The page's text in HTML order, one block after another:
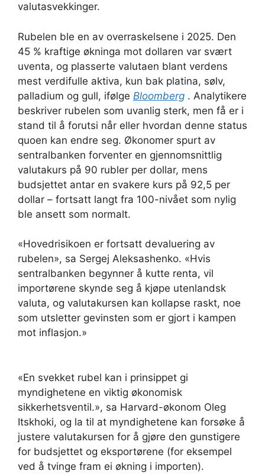
valutasvekkinger.
Rubelen ble en av overraskelsene i 2025. Den
45 % kraftige økninga mot dollaren var svært
uventa, og plasserte valutaen blant verdens
mest verdifulle aktiva, kun bak platina, sølv,
palladium og gull, ifølge Bloomberg . Analytikere
beskriver rubelen som uvanlig sterk, men få er i
stand til å forutsi når eller hvordan denne status
quoen kan endre seg. Økonomer spurt av
sentralbanken forventer en gjennomsnittlig
valutakurs på 90 rubler per dollar, mens
budsjettet antar en svakere kurs på 92,5 per
dollar – fortsatt langt fra 100-nivået som nylig
ble ansett som normalt.
«Hovedrisikoen er fortsatt devaluering av
rubelen», sa Sergej Aleksashenko. «Hvis
sentralbanken begynner å kutte renta, vil
importørene skynde seg å kjøpe utenlandsk
valuta, og valutakursen kan kollapse raskt, noe
som utsletter gevinsten som er gjort i kampen
mot inflasjon.»
«En svekket rubel kan i prinsippet gi
myndighetene en viktig økonomisk
sikkerhetsventil.», sa Harvard-økonom Oleg
Itskhoki, og la til at myndighetene kan forsøke å
justere valutakursen for å gjøre den gunstigere
for budsjettet og eksportørene (for eksempel
ved å tvinge fram ei økning i importen).